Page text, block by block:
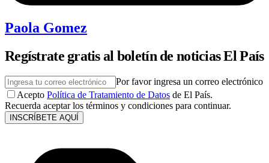
Paola Gomez
Regístrate gratis al boletín de noticias El País
Por favor ingresa un correo electrónico
Acepto Política de Tratamiento de Datos de El País.
Recuerda aceptar los términos y condiciones para continuar.
INSCRÍBETE AQUÍ